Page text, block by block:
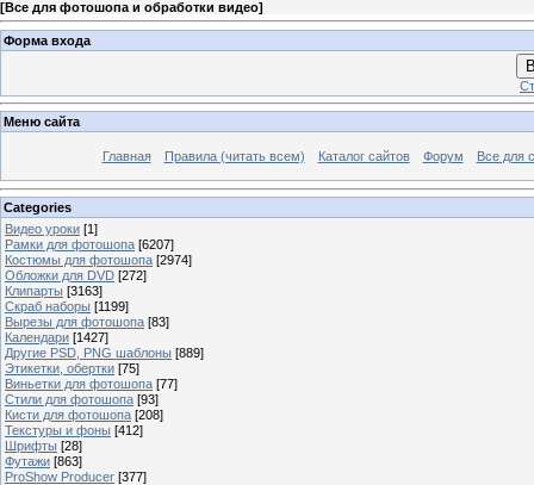
[Все для фотошопа и обработки видео]
Форма входа
Меню сайта
Главная Правила (читать всем) Каталог сайтов Форум Все для
Categories
Видео уроки [1]
Рамки для фотошопа [6207]
Костюмы для фотошопа [2974]
Обложки для DVD [272]
Клипарты [3163]
Скраб наборы [1199]
Вырезы для фотошопа [83]
Календари [1427]
Другие PSD, PNG шаблоны [889]
Этикетки, обертки [75]
Виньетки для фотошопа [77]
Стили для фотошопа [93]
Кисти для фотошопа [208]
Текстуры и фоны [412]
Шрифты [28]
Футажи [863]
ProShow Producer [377]